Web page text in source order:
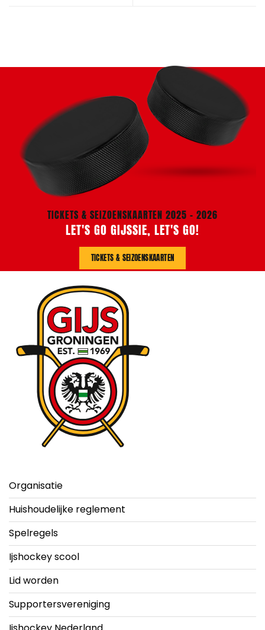
TICKETS & SEIZOENSKAARTEN 2025 - 2026
LET'S GO GIJSSIE, LET'S GO!
TICKETS & SEIZOENSKAARTEN
Organisatie
Huishoudelijke reglement
Spelregels
Ijshockey scool
Lid worden
Supportersvereniging